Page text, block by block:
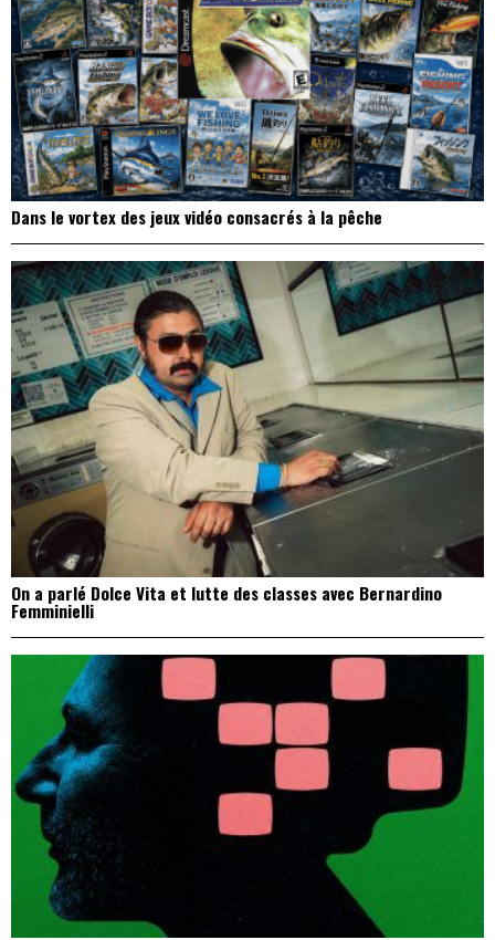
Dans le vortex des jeux vidéo consacrés à la pêche
On a parlé Dolce Vita et lutte des classes avec Bernardino
Femminielli